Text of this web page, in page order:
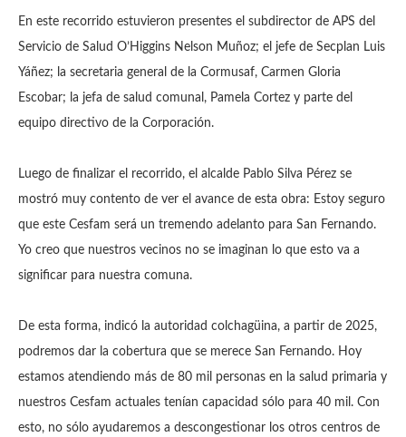
En este recorrido estuvieron presentes el subdirector de APS del
Servicio de Salud O’Higgins Nelson Muñoz; el jefe de Secplan Luis
Yáñez; la secretaria general de la Cormusaf, Carmen Gloria
Escobar; la jefa de salud comunal, Pamela Cortez y parte del
equipo directivo de la Corporación.
Luego de finalizar el recorrido, el alcalde Pablo Silva Pérez se
mostró muy contento de ver el avance de esta obra: Estoy seguro
que este Cesfam será un tremendo adelanto para San Fernando.
Yo creo que nuestros vecinos no se imaginan lo que esto va a
significar para nuestra comuna.
De esta forma, indicó la autoridad colchagüina, a partir de 2025,
podremos dar la cobertura que se merece San Fernando. Hoy
estamos atendiendo más de 80 mil personas en la salud primaria y
nuestros Cesfam actuales tenían capacidad sólo para 40 mil. Con
esto, no sólo ayudaremos a descongestionar los otros centros de